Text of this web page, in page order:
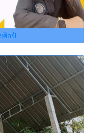
ศิลป์